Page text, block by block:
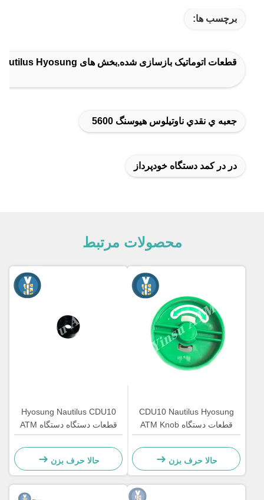
برچسب ها:
قطعات اتوماتیک بازسازی شده,بخش های Nautilus Hyosung,قطعات اتومات هایوسونگ
جعبه ي نقدي ناوتيلوس هيوسنگ 5600
در در کمد دستگاه خودپرداز
محصولات مرتبط
CDU10 Nautilus Hyosung
قطعات دستگاه ATM Knob
Dispenser
حالا حرف بزن
Hyosung Nautilus CDU10
قطعات دستگاه دستگاه ATM
پلاستیکی
حالا حرف بزن